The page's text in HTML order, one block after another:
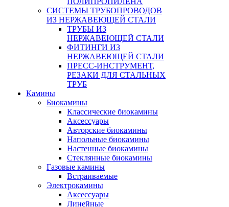
СИСТЕМЫ ТРУБОПРОВОДОВ
ИЗ НЕРЖАВЕЮЩЕЙ СТАЛИ
ТРУБЫ ИЗ
НЕРЖАВЕЮЩЕЙ СТАЛИ
ФИТИНГИ ИЗ
НЕРЖАВЕЮЩЕЙ СТАЛИ
ПРЕСС-ИНСТРУМЕНТ,
РЕЗАКИ ДЛЯ СТАЛЬНЫХ
ТРУБ
Камины
Биокамины
Классические биокамины
Аксессуары
Авторские биокамины
Напольные биокамины
Настенные биокамины
Стеклянные биокамины
Газовые камины
Встраиваемые
Электрокамины
Аксессуары
Линейные